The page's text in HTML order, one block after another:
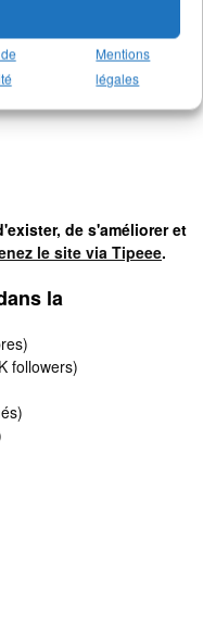
Mentions
légales
de s'améliorer et
le site via Tipeee.
la
followers)